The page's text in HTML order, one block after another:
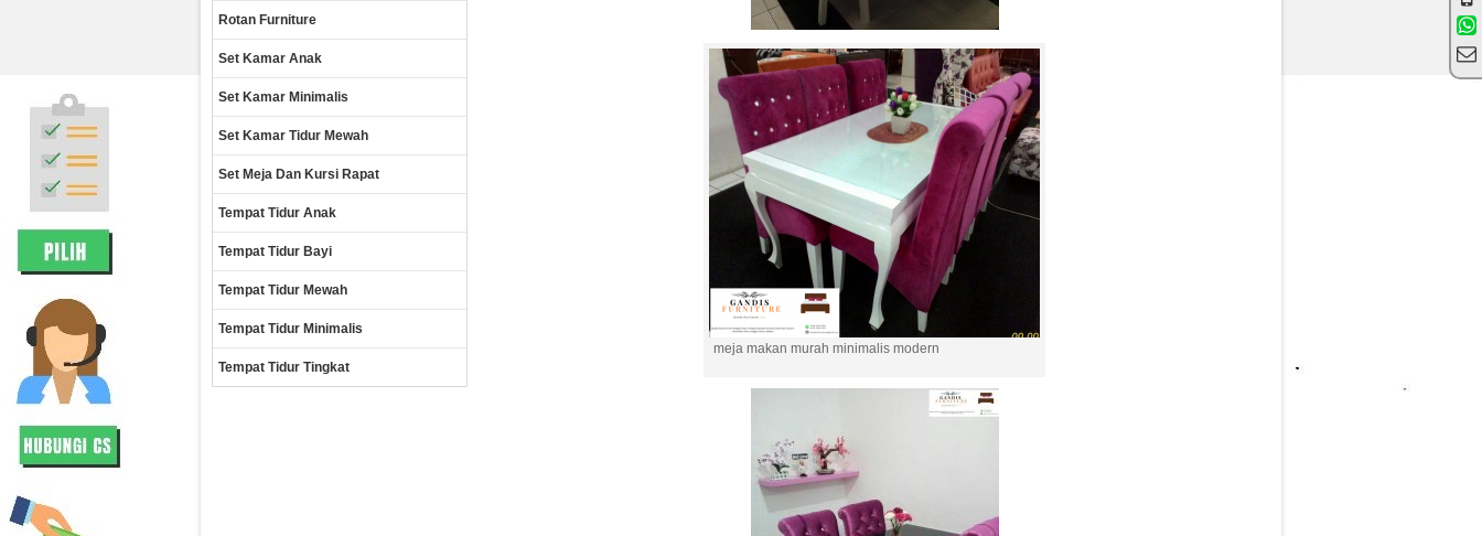
meja makan murah minimalis modern
Rotan Furniture
Set Kamar Anak
Set Kamar Minimalis
Set Kamar Tidur Mewah
Set Meja Dan Kursi Rapat
Tempat Tidur Anak
Tempat Tidur Bayi
Tempat Tidur Mewah
Tempat Tidur Minimalis
Tempat Tidur Tingkat